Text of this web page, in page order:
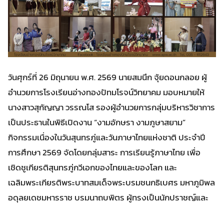
วันศุกร์ที่ 26 มิถุนายน พ.ศ. 2569 นายสมนึก จุ้ยดอนกลอย ผู้
อำนวยการโรงเรียนอ่างทองปัทมโรจน์วิทยาคม มอบหมายให้
นางสาวสุกัญญา วรรณโส รองผู้อำนวยการกลุ่มบริหารวิชาการ
เป็นประธานในพิธีเปิดงาน “งามอักษรา งามภูษาสยาม”
กิจกรรมเนื่องในวันสุนทรภู่และวันภาษาไทยแห่งชาติ ประจำปี
การศึกษา 2569 จัดโดยกลุ่มสาระ การเรียนรู้ภาษาไทย เพื่อ
เชิดชูเกียรติสุนทรภู่กวีเอกของไทยและของโลก และ
เฉลิมพระเกียรติพระบาทสมเด็จพระบรมชนกธิเบศร มหาภูมิพล
อดุลยเดชมหารราช บรมนาถบพิตร ผู้ทรงเป็นนักปราชญ์และ